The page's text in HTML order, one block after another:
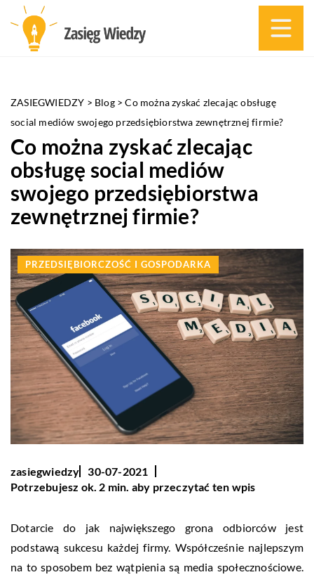
ZASIEGWIEDZY > Blog>Co można zyskać zlecając obsługę
social mediów swojego przedsiębiorstwa zewnętrznej firmie?
Co można zyskać zlecając
obsługę social mediów
swojego przedsiębiorstwa
zewnętrznej firmie?
PRZEDSIĘBIORCZOŚĆ I GOSPODARKA
zasiegwiedzy
30-07-2021
Potrzebujesz ok. 2 min. aby przeczytać ten wpis
Dotarcie do jak największego grona odbiorców jest
podstawą sukcesu każdej firmy. Współcześnie najlepszym
na to sposobem bez wątpienia są media społecznościowe.